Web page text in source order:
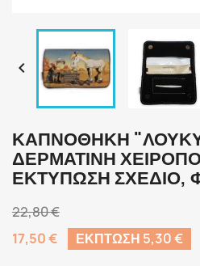

ΚΑΠΝΟΘΉΚΗ
ΔΕΡΜΆΤΙΝΗ
ΕΚΤΎΠΩΣΗ ΣΧΈΔΙΟ,
22,80 €
17,50 €
ΈΚΠΤΩΣΗ 5,30 €